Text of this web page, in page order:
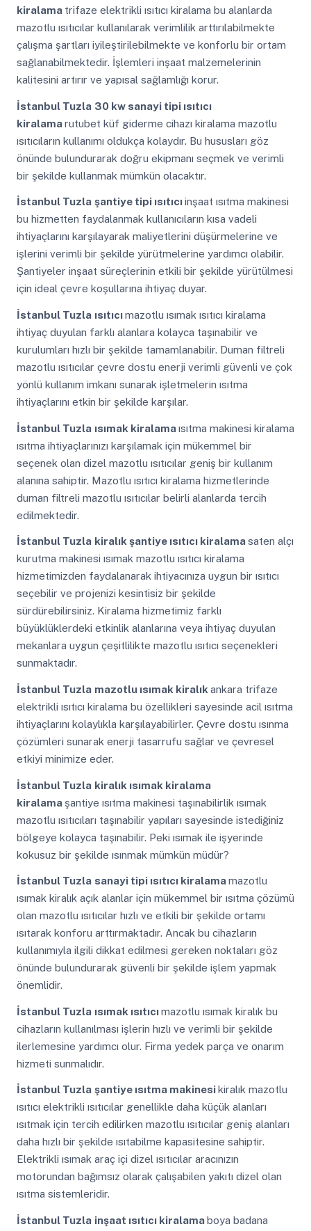
kiralama trifaze elektrikli ısıtıcı kiralama bu alanlarda
mazotlu ısıtıcılar kullanılarak verimlilik arttırılabilmekte
çalışma şartları iyileştirilebilmekte ve konforlu bir ortam
sağlanabilmektedir. İşlemleri inşaat malzemelerinin
kalitesini artırır ve yapısal sağlamlığı korur.
İstanbul Tuzla 30 kw sanayi tipi ısıtıcı
kiralamarutubet küf giderme cihazı kiralama mazotlu
ısıtıcıların kullanımı oldukça kolaydır. Bu hususları göz
önünde bulundurarak doğru ekipmanı seçmek ve verimli
bir şekilde kullanmak mümkün olacaktır.
İstanbul Tuzla şantiye tipi ısıtıcıinşaat ısıtma makinesi
bu hizmetten faydalanmak kullanıcıların kısa vadeli
ihtiyaçlarını karşılayarak maliyetlerini düşürmelerine ve
işlerini verimli bir şekilde yürütmelerine yardımcı olabilir.
Şantiyeler inşaat süreçlerinin etkili bir şekilde yürütülmesi
için ideal çevre koşullarına ihtiyaç duyar.
İstanbul Tuzla ısıtıcımazotlu ısımak ısıtıcı kiralama
ihtiyaç duyulan farklı alanlara kolayca taşınabilir ve
kurulumları hızlı bir şekilde tamamlanabilir. Duman filtreli
mazotlu ısıtıcılar çevre dostu enerji verimli güvenli ve çok
yönlü kullanım imkanı sunarak işletmelerin ısıtma
ihtiyaçlarını etkin bir şekilde karşılar.
İstanbul Tuzla ısımak kiralamaısıtma makinesi kiralama
ısıtma ihtiyaçlarınızı karşılamak için mükemmel bir
seçenek olan dizel mazotlu ısıtıcılar geniş bir kullanım
alanına sahiptir. Mazotlu ısıtıcı kiralama hizmetlerinde
duman filtreli mazotlu ısıtıcılar belirli alanlarda tercih
edilmektedir.
İstanbul Tuzla kiralık şantiye ısıtıcı kiralamasaten alçı
kurutma makinesi ısımak mazotlu ısıtıcı kiralama
hizmetimizden faydalanarak ihtiyacınıza uygun bir ısıtıcı
seçebilir ve projenizi kesintisiz bir şekilde
sürdürebilirsiniz. Kiralama hizmetimiz farklı
büyüklüklerdeki etkinlik alanlarına veya ihtiyaç duyulan
mekanlara uygun çeşitlilikte mazotlu ısıtıcı seçenekleri
sunmaktadır.
İstanbul Tuzla mazotlu ısımak kiralık ankara trifaze
elektrikli ısıtıcı kiralama bu özellikleri sayesinde acil ısıtma
ihtiyaçlarını kolaylıkla karşılayabilirler. Çevre dostu ısınma
çözümleri sunarak enerji tasarrufu sağlar ve çevresel
etkiyi minimize eder.
İstanbul Tuzla kiralık ısımak kiralama
kiralama şantiye ısıtma makinesi taşınabilirlik ısımak
mazotlu ısıtıcıları taşınabilir yapıları sayesinde istediğiniz
bölgeye kolayca taşınabilir. Peki ısımak ile işyerinde
kokusuz bir şekilde ısınmak mümkün müdür?
İstanbul Tuzla sanayi tipi ısıtıcı kiralamamazotlu
ısımak kiralık açık alanlar için mükemmel bir ısıtma çözümü
olan mazotlu ısıtıcılar hızlı ve etkili bir şekilde ortamı
ısıtarak konforu arttırmaktadır. Ancak bu cihazların
kullanımıyla ilgili dikkat edilmesi gereken noktaları göz
önünde bulundurarak güvenli bir şekilde işlem yapmak
önemlidir.
İstanbul Tuzla ısımak ısıtıcımazotlu ısımak kiralık bu
cihazların kullanılması işlerin hızlı ve verimli bir şekilde
ilerlemesine yardımcı olur. Firma yedek parça ve onarım
hizmeti sunmalıdır.
İstanbul Tuzla şantiye ısıtma makinesi kiralık mazotlu
ısıtıcı elektrikli ısıtıcılar genellikle daha küçük alanları
ısıtmak için tercih edilirken mazotlu ısıtıcılar geniş alanları
daha hızlı bir şekilde ısıtabilme kapasitesine sahiptir.
Elektrikli ısımak araç içi dizel ısıtıcılar aracınızın
motorundan bağımsız olarak çalışabilen yakıtı dizel olan
ısıtma sistemleridir.
İstanbul Tuzla inşaat ısıtıcı kiralamaboya badana